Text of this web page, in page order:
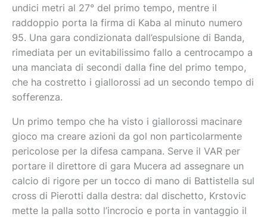
undici metri al 27° del primo tempo, mentre il
raddoppio porta la firma di Kaba al minuto numero
95. Una gara condizionata dall’espulsione di Banda,
rimediata per un evitabilissimo fallo a centrocampo a
una manciata di secondi dalla fine del primo tempo,
che ha costretto i giallorossi ad un secondo tempo di
sofferenza.
Un primo tempo che ha visto i giallorossi macinare
gioco ma creare azioni da gol non particolarmente
pericolose per la difesa campana. Serve il VAR per
portare il direttore di gara Mucera ad assegnare un
calcio di rigore per un tocco di mano di Battistella sul
cross di Pierotti dalla destra: dal dischetto, Krstovic
mette la palla sotto l’incrocio e porta in vantaggio il